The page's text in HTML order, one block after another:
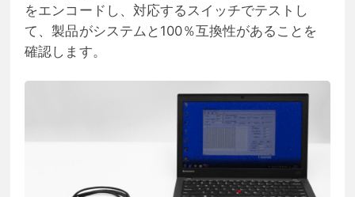
をエンコードし、対応するスイッチでテストし
て、製品がシステムと100％互換性があることを
確認します。